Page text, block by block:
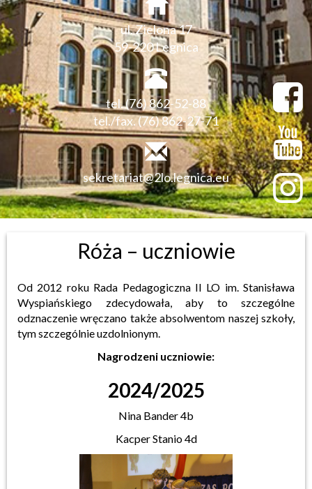
ul. Zielona 17
59-220 Legnica
tel. (76) 862-52-88
tel./fax. (76) 862-27-71
sekretariat@2lo.legnica.eu
Róża – uczniowie
Od 2012 roku Rada Pedagogiczna II LO im. Stanisława
Wyspiańskiego zdecydowała, aby to szczególne
odznaczenie wręczano także absolwentom naszej szkoły,
tym szczególnie uzdolnionym.
Nagrodzeni uczniowie:
2024/2025
Nina Bander 4b
Kacper Stanio 4d